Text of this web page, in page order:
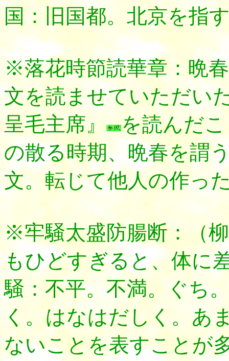
国：旧国都。北京を指
※落花時節読華章：晩
文を読ませていただい
呈毛主席』
を読んだ
の散る時期、晩春を謂
文。転じて他人の作っ
※牢騒太盛防腸断：（
もひどすぎると、体に
騒：不平。不満。ぐち
く。はなはだしく。あ
ないことを表すことが